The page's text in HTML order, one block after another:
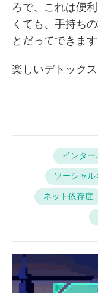
ろで、これは便
くても、手持ち
とだってできます
楽しいデトックス
インター
ソーシャ
ネット依存症